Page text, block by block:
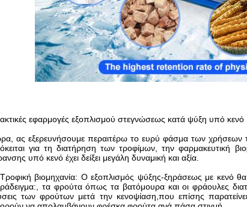
εφαρμογές εξοπλισμού στεγνώσεως κατά ψύξη υπό κενό
ας εξερευνήσουμε περαιτέρω το ευρύ φάσμα των χρήσεων
για τη διατήρηση των τροφίμων, την φαρμακευτική
υπό κενό έχει δείξει μεγάλη δυναμική και αξία.
βιομηχανία: Ο εξοπλισμός ψύξης-ξηράσεως με κενό
τα φρούτα όπως τα βατόμουρα και οι φράουλες
των φρούτων μετά την κενοψίαση,που επίσης